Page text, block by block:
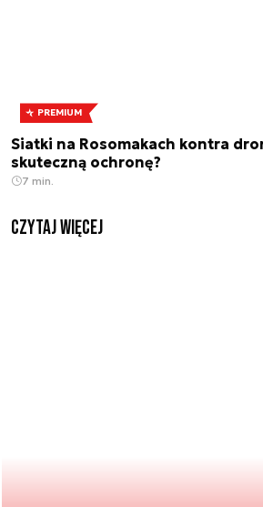
PREMIUM
Siatki na Rosomakach kontra
skuteczną ochronę?
7 min.
czytaj więcej